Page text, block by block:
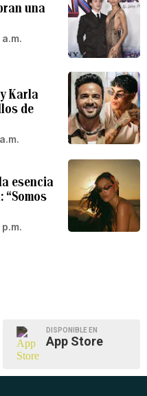
una
Karla
de
esencia
DISPONIBLE EN
App Store